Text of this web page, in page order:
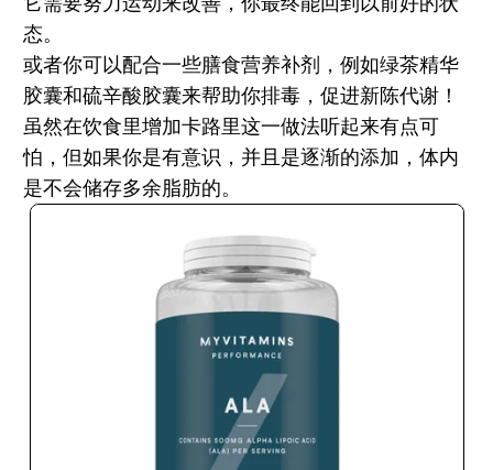
态。
或者你可以配合一些膳食营养补剂 ，例如绿茶精华
胶囊和硫辛酸胶囊来帮助你排毒，促进新陈代谢！
虽然在饮食里增加卡路里这一做法听起来有点可
怕，但如果你是有意识，并且是逐渐的添加，体内
是不会储存多余脂肪的。